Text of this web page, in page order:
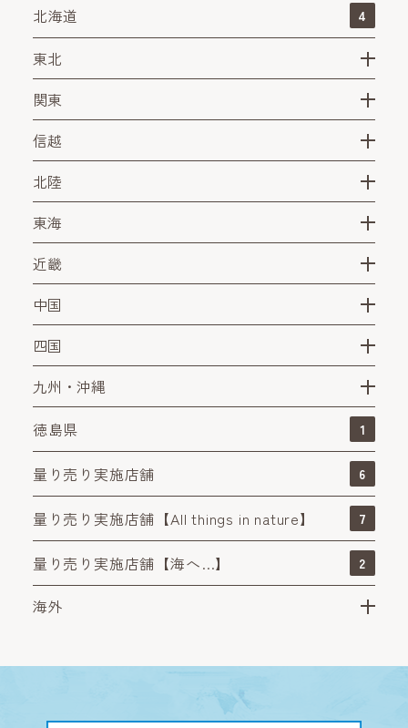
北海道 4
東北
関東
信越
北陸
東海
近畿
中国
四国
九州・沖縄
徳島県
1
量り売り実施店舗 6
量り売り実施店舗【All things in nature】 7
量り売り実施店舗【海へ…】 2
海外